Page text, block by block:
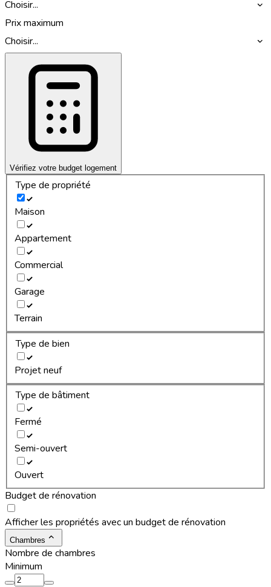
Choisir...
Prix maximum
Choisir...
Vérifiez votre budget logement
Type de propriété
Maison
Appartement
Commercial
Garage
Terrain
Type de bien
Projet neuf
Type de bâtiment
Fermé
Semi-ouvert
Ouvert
Budget de rénovation
Afficher les propriétés avec un budget de rénovation
Chambres
Nombre de chambres
Minimum